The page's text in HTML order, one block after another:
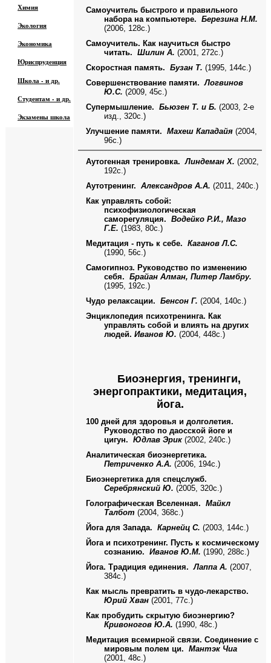
Самоучитель быстрого и правильного
набора на компьютере. Березина Н.М.
(2006, 128с.)
Самоучитель. Как научиться быстро
читать. Шилин А. (2001, 272с.)
Скоростная память. Бузан Т. (1995, 144с.)
Совершенствование памяти.Логвинов
Ю.С. (2009, 45с.)
Супермышление. Бьюзен Т. и Б. (2003, 2-е
изд., 320с.)
Улучшение памяти. Махеш Кападайя (2004,
96с.)
Аутогенная тренировка.Линдеман Х. (2002,
192с.)
Аутотренинг. Александров А.А. (2011, 240с.)
Как управлять собой:
психофизиологическая
саморегуляция. Водейко Р.И., Мазо
Г.Е. (1983, 80с.)
Медитация - путь к себе. Каганов Л.С.
(1990, 56с.)
Самогипноз. Руководство по изменению
себя. Брайан Алман, Питер Ламбру.
(1995, 192с.)
Чудо релаксации. Бенсон Г. (2004, 140с.)
Энциклопедия психотренинга. Как
управлять собой и влиять на других
людей. Иванов Ю. (2004, 448с.)
Биоэнергия, тренинги,
энергопрактики, медитация,
йога.
100 дней для здоровья и долголетия.
Руководство по даосской йоге и
цигун. Юдлав Эрик (2002, 240с.)
Аналитическая биоэнергетика.
Петриченко А.А. (2006, 194с.)
Биоэнергетика для спецслужб.
Серебрянский Ю. (2005, 320с.)
Голографическая Вселенная. Майкл
Талбот (2004, 368с.)
Йога для Запада. Карнейц С. (2003, 144с.)
Йога и психотренинг. Пусть к космическому
сознанию. Иванов Ю.М. (1990, 288с.)
Йога. Традиция единения.Лаппа А. (2007,
384с.)
Как мысль превратить в чудо-лекарство.
Юрий Хван (2001, 77с.)
Как пробудить скрытую биоэнергию?
Кривоногов Ю.А. (1990, 48с.)
Медитация всемирной связи. Соединение с
мировым полем ци. Мантэк Чиа
(2001, 48с.)
Химия
Экология
Экономика
Юриспруденция
Школа - и др.
Студентам - и др.
Экзаменышкола